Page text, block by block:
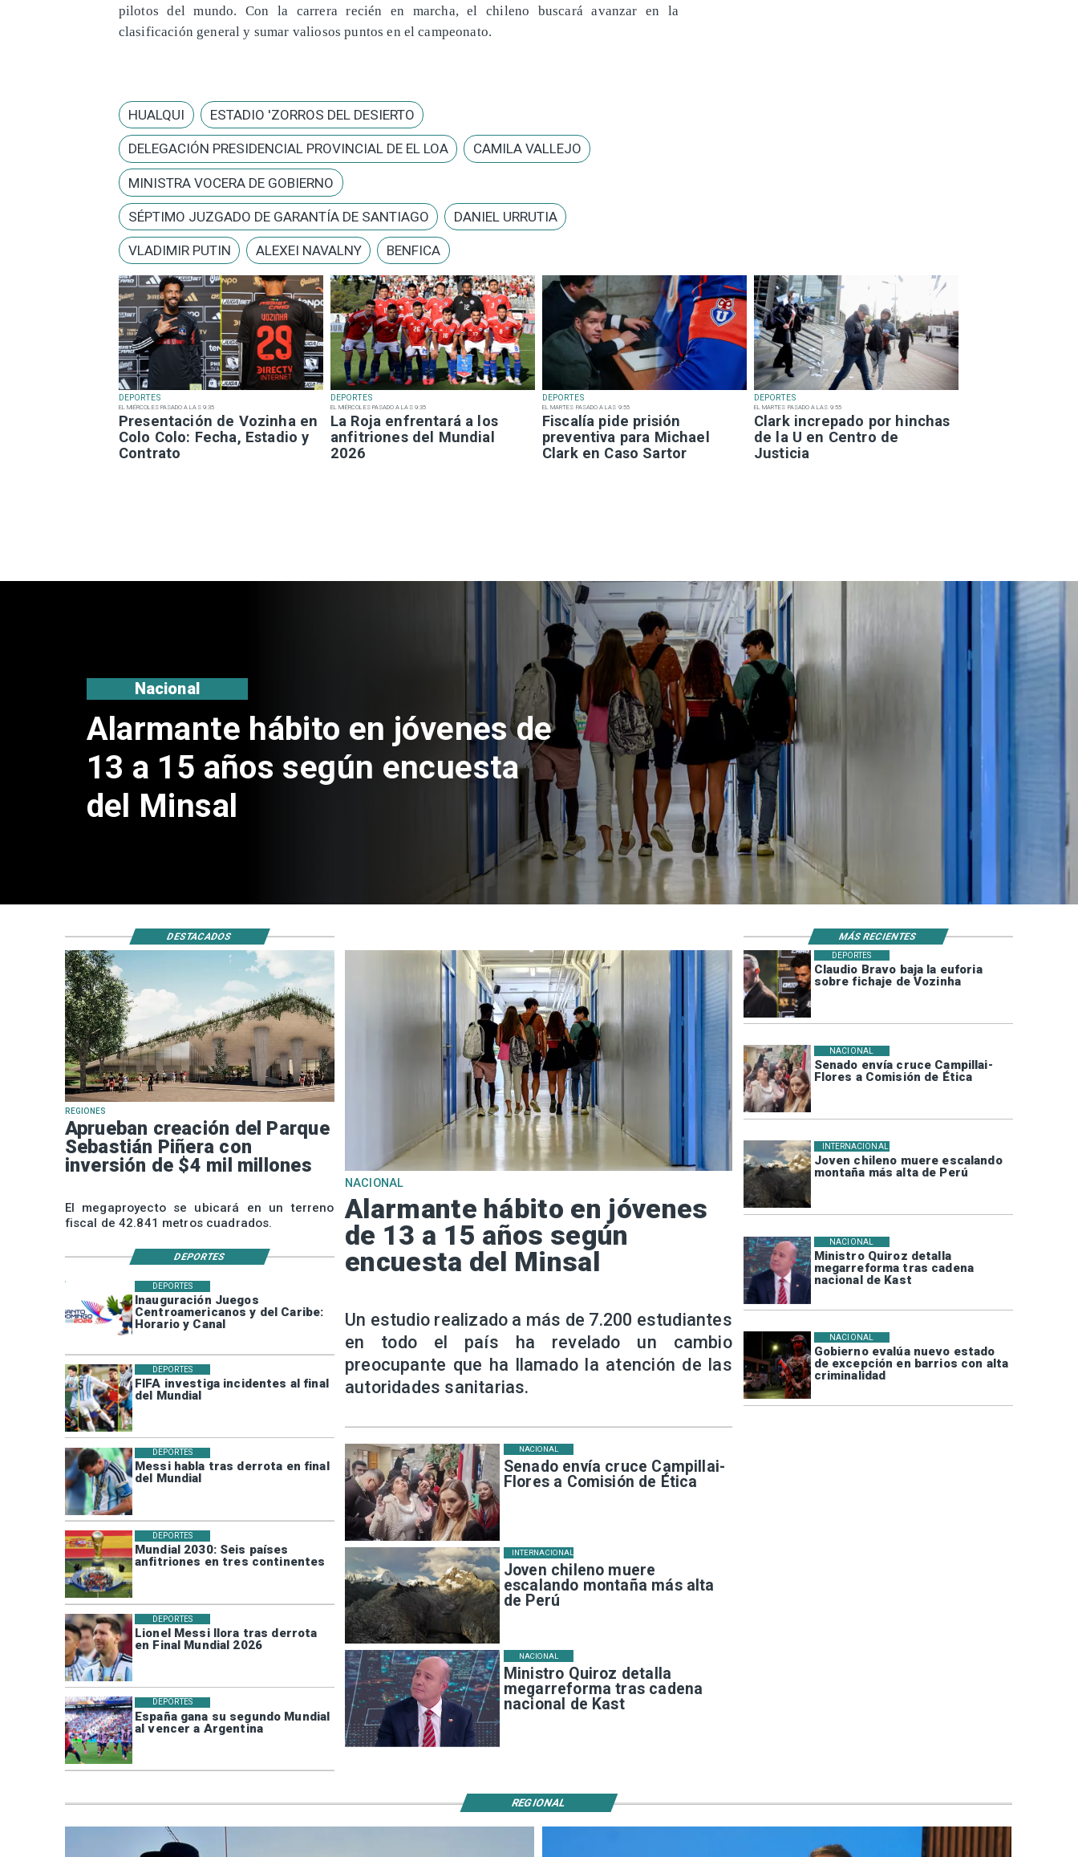
DEPORTES
EL MIÉRCOLES PASADO A LAS 9:35
Presentación de Vozinha en
Colo Colo: Fecha, Estadio y
Contrato
DEPORTES
EL MIÉRCOLES PASADO A LAS 9:35
La Roja enfrentará a los
anfitriones del Mundial
2026
DEPORTES
EL MARTES PASADO A LAS 9:55
Fiscalía pide prisión
preventiva para Michael
Clark en Caso Sartor
DEPORTES
EL MARTES PASADO A LAS 9:55
Clark increpado por hinchas
de la U en Centro de
Justicia
pilotos del mundo. Con la carrera recién en marcha, el chileno buscará avanzar en la
clasificación general y sumar valiosos puntos en el campeonato.
HUALQUI ESTADIO 'ZORROS DEL DESIERTO
DELEGACIÓN PRESIDENCIAL PROVINCIAL DE EL LOA CAMILA VALLEJO
MINISTRA VOCERA DE GOBIERNO
SÉPTIMO JUZGADO DE GARANTÍA DE SANTIAGO DANIEL URRUTIA
VLADIMIR PUTIN ALEXEI NAVALNY BENFICA
Aprueban creación del Parque
Sebastián Piñera con inversión
de $4 mil millones
Regiones
Claudio Bravo baja la euforia
sobre fichaje de Vozinha
DEPORTES
Senado envía cruce Campillai-
Flores a Comisión de Ética
NACIONAL
Joven chileno muere escalando
montaña más alta de Perú
INTERNACIONAL
Ministro Quiroz detalla
megarreforma tras cadena
nacional de Kast
NACIONAL
Gobierno evalúa nuevo estado
de excepción en barrios con alta
criminalidad
NACIONAL
Inauguración Juegos
Centroamericanos y del Caribe:
Horario y Canal
DEPORTES
FIFA investiga incidentes al final
del Mundial
DEPORTES
Messi habla tras derrota en final
del Mundial
DEPORTES
Mundial 2030: Seis países
anfitriones en tres continentes
DEPORTES
Lionel Messi llora tras derrota
en Final Mundial 2026
DEPORTES
España gana su segundo Mundial
al vencer a Argentina
DEPORTES
Senado envía cruce Campillai-
Flores a Comisión de Ética
NACIONAL
Joven chileno muere
escalando montaña más alta
de Perú
INTERNACIONAL
Ministro Quiroz detalla
megarreforma tras cadena
nacional de Kast
NACIONAL
REGIONES
Aprueban creación del Parque
Sebastián Piñera con
inversión de $4 mil millones
El megaproyecto se ubicará en un terreno
fiscal de 42.841 metros cuadrados.
NACIONAL
Alarmante hábito en jóvenes
de 13 a 15 años según
encuesta del Minsal
Un estudio realizado a más de 7.200 estudiantes
en todo el país ha revelado un cambio
preocupante que ha llamado la atención de las
autoridades sanitarias.
DESTACADOS MÁS RECIENTES
DEPORTES
REGIONAL